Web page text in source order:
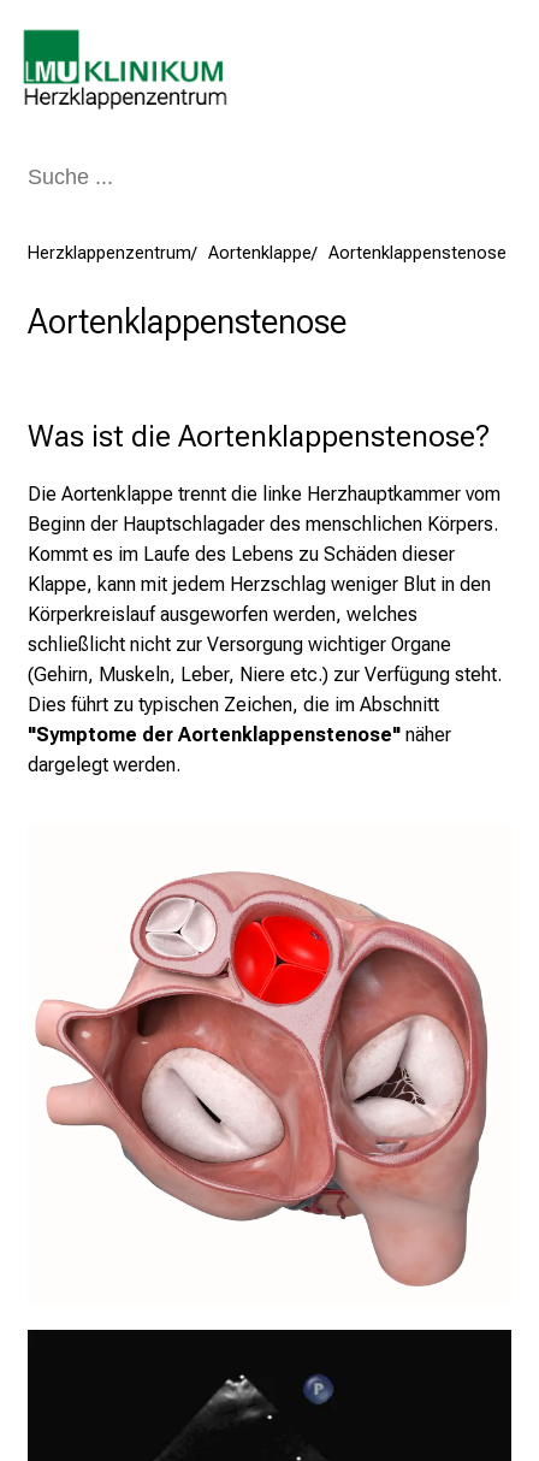
Herzklappenzentrum Aortenklappe Aortenklappenstenose
Aortenklappenstenose
Was ist die Aortenklappenstenose?
Die Aortenklappe trennt die linke Herzhauptkammer vom
Beginn der Hauptschlagader des menschlichen Körpers.
Kommt es im Laufe des Lebens zu Schäden dieser
Klappe, kann mit jedem Herzschlag weniger Blut in den
Körperkreislauf ausgeworfen werden, welches
schließlicht nicht zur Versorgung wichtiger Organe
(Gehirn, Muskeln, Leber, Niere etc.) zur Verfügung steht.
Dies führt zu typischen Zeichen, die im Abschnitt
"Symptome der Aortenklappenstenose" näher
dargelegt werden.